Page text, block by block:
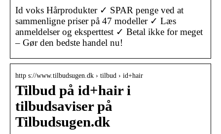
Id voks Hårprodukter ✓ SPAR penge ved at
sammenligne priser på 47 modeller ✓ Læs
anmeldelser og eksperttest ✓ Betal ikke for meget
– Gør den bedste handel nu!
http s://www.tilbudsugen.dk › tilbud › id+hair
Tilbud på id+hair i
tilbudsaviser på
Tilbudsugen.dk